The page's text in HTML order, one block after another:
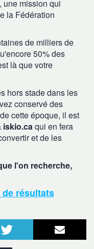
une mission qui
la Fédération
de milliers de
50% des
là que votre
hors stade dans les
conservé des
cette époque, il est
iskio.caqui en fera
et de les
l'on recherche,
résultats
Twitter